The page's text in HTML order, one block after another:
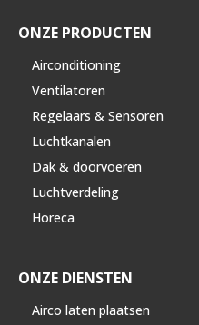
ONZE PRODUCTEN
Airconditioning
Ventilatoren
Regelaars & Sensoren
Luchtkanalen
Dak & doorvoeren
Luchtverdeling
Horeca
ONZE DIENSTEN
Airco laten plaatsen